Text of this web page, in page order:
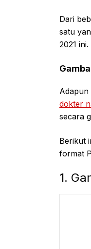
Dari
satu
2021 ini.
dokter
secara
Berikut
format
1.